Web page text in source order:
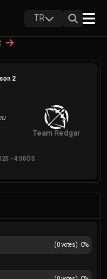
TR
2
Team Redgar
- 4:00ÖS
(0votes) 0%